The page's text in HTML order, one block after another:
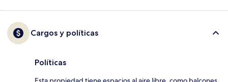
Cargos y políticas
Políticas